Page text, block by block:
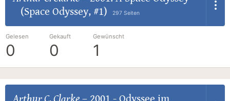
(Space Odyssey, #1)
297 Seiten
Gelesen
0
Gekauft
0
Gewünscht
1